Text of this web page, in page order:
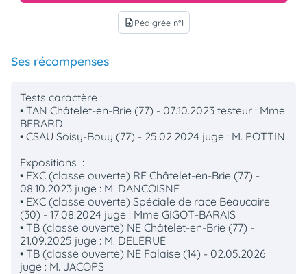
upload_file Pédigrée n°1
Ses récompenses
Tests caractère :
• TAN Châtelet-en-Brie (77) - 07.10.2023 testeur : Mme
BERARD
• CSAU Soisy-Bouy (77) - 25.02.2024 juge : M. POTTIN
Expositions :
• EXC (classe ouverte) RE Châtelet-en-Brie (77) -
08.10.2023 juge : M. DANCOISNE
• EXC (classe ouverte) Spéciale de race Beaucaire
(30) - 17.08.2024 juge : Mme GIGOT-BARAIS
• TB (classe ouverte) NE Châtelet-en-Brie (77) -
21.09.2025 juge : M. DELERUE
• TB (classe ouverte) NE Falaise (14) - 02.05.2026
juge : M. JACOPS